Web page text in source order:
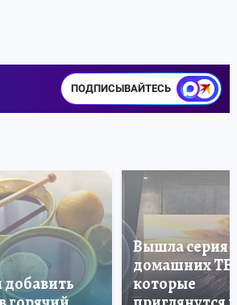
ПОДПИСЫВАЙТЕСЬ
добавить
Вышла серия
домашних ТВ,
которые